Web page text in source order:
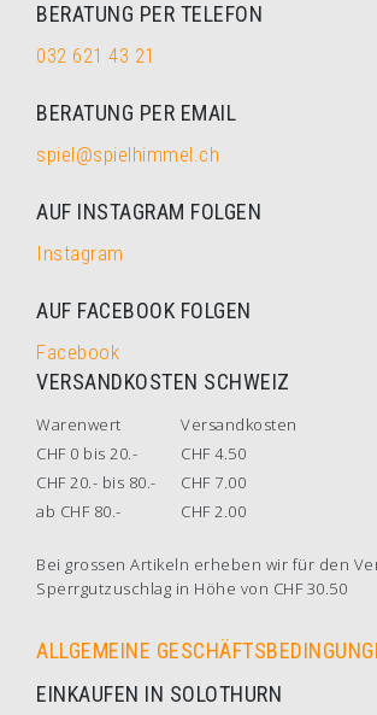
BERATUNG PER TELEFON
032 621 43 21
BERATUNG PER EMAIL
spiel@spielhimmel.ch
AUF INSTAGRAM FOLGEN
Instagram
AUF FACEBOOK FOLGEN
Facebook
VERSANDKOSTEN SCHWEIZ
Warenwert
Versandkosten
CHF 0 bis 20.-
CHF 4.50
CHF 20.- bis 80.-
CHF 7.00
ab CHF 80.-
CHF 2.00
Bei grossen Artikeln erheben wir für den
Sperrgutzuschlag in Höhe von CHF 30.50
ALLGEMEINE
EINKAUFEN IN SOLOTHURN